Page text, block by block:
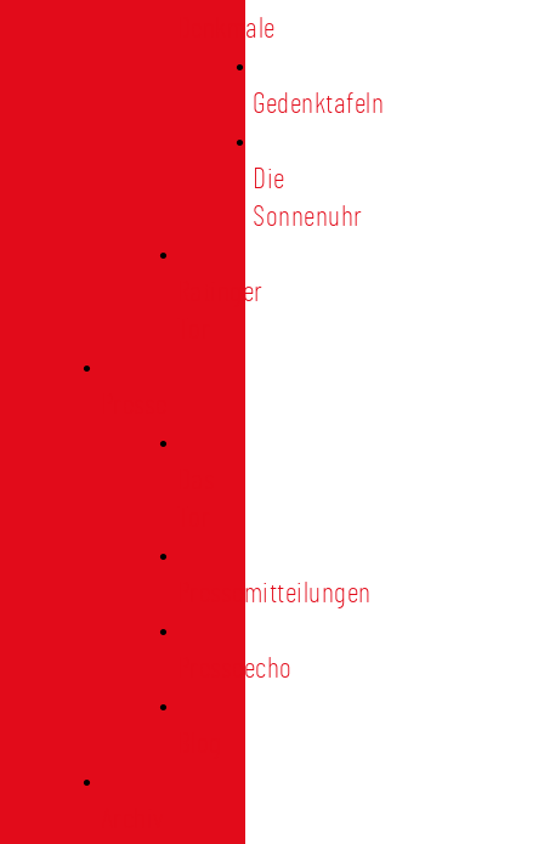
Denkmale
Gedenktafeln
Die
Sonnenuhr
Ratinger
Pressemitteilungen
Presseecho